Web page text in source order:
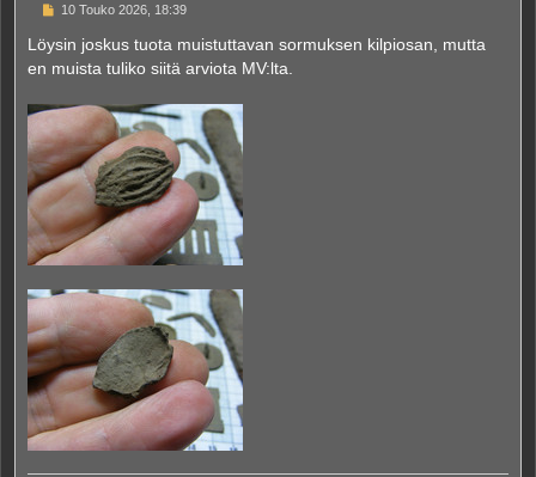
V
e
t
10 Touko 2026, 18:39
Löysin joskus tuota muistuttavan sormuksen kilpiosan, mutta
en muista tuliko siitä arviota MV:lta.